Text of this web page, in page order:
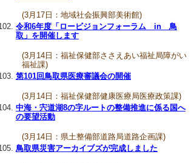
(3月17日：地域社会振興部美術館)
令和6年度「ロービジョンフォーラム in 鳥
取」を開催します
(3月14日：福祉保健部ささえあい福祉局障がい
福祉課)
第101回鳥取県医療審議会の開催
(3月14日：福祉保健部健康医療局医療政策課)
中海・宍道湖8の字ルートの整備推進に係る国へ
の要望活動
(3月14日：県土整備部道路局道路企画課)
鳥取県災害アーカイブズが完成しました